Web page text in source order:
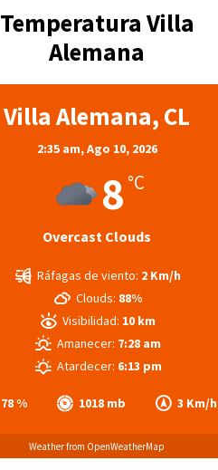
Temperatura Villa
Alemana
Villa Alemana, CL
2:35 am,Ago 10, 2026
8 °C
Overcast Clouds
78 % 1018 mb 3 Km/h
Ráfagas de viento: 2 Km/h
Clouds: 88%
Visibilidad: 10 km
Amanecer: 7:28 am
Atardecer: 6:13 pm
Weather from OpenWeatherMap